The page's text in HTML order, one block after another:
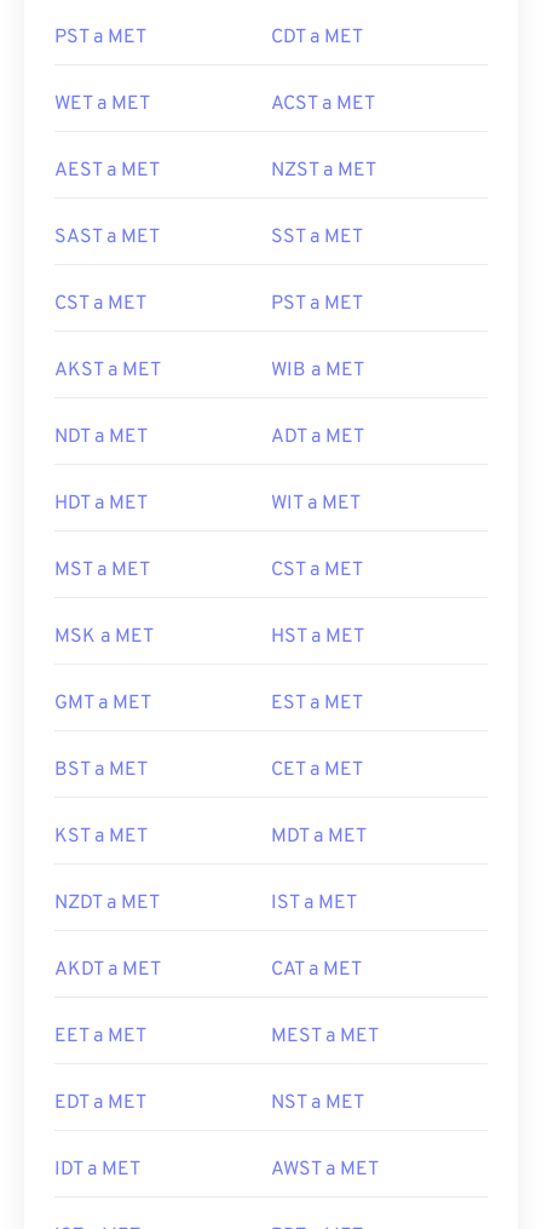
PST a MET CDT a MET
WET a MET ACST a MET
AEST a MET NZST a MET
SAST a MET SST a MET
CST a MET PST a MET
AKST a MET WIB a MET
NDT a MET ADT a MET
HDT a MET WIT a MET
MST a MET CST a MET
MSK a MET HST a MET
GMT a MET EST a MET
BST a MET CET a MET
KST a MET MDT a MET
NZDT a MET IST a MET
AKDT a MET CAT a MET
EET a MET MEST a MET
EDT a MET NST a MET
IDT a MET AWST a MET